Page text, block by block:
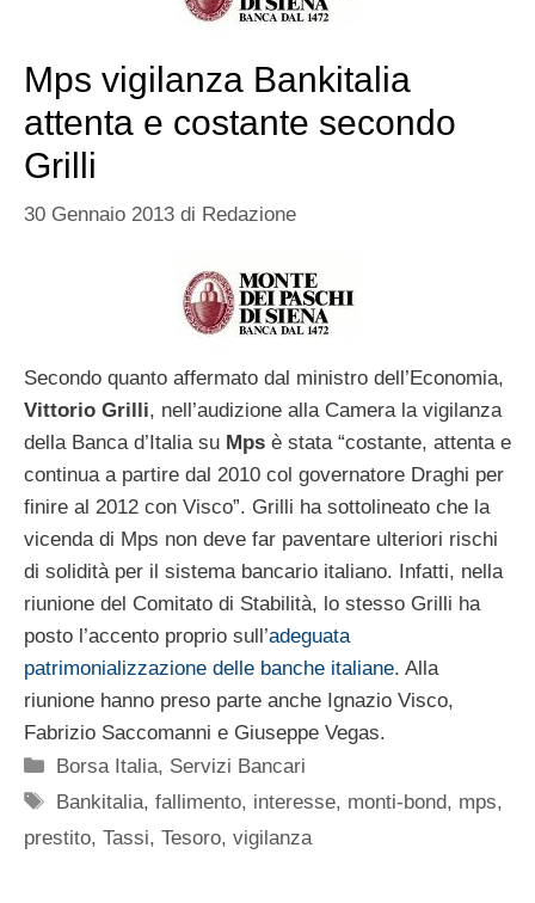
Mps vigilanza Bankitalia
attenta e costante secondo
Grilli
30 Gennaio 2013 di Redazione
Secondo quanto affermato dal ministro dell’Economia,
Vittorio Grilli, nell’audizione alla Camera la vigilanza
della Banca d’Italia su Mps è stata “costante, attenta e
continua a partire dal 2010 col governatore Draghi per
finire al 2012 con Visco”. Grilli ha sottolineato che la
vicenda di Mps non deve far paventare ulteriori rischi
di solidità per il sistema bancario italiano. Infatti, nella
riunione del Comitato di Stabilità, lo stesso Grilli ha
posto l’accento proprio sull’adeguata
patrimonializzazione delle banche italiane. Alla
riunione hanno preso parte anche Ignazio Visco,
Fabrizio Saccomanni e Giuseppe Vegas.
Categorie
Borsa Italia, Servizi Bancari
Tag
Bankitalia,fallimento, interesse, monti-bond, mps,
prestito, Tassi, Tesoro, vigilanza